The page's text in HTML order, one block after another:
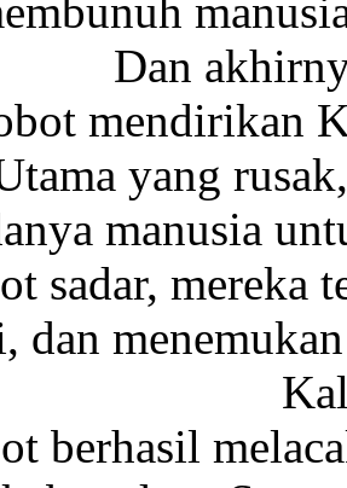
Dan
mendirikan
yang
manusia
sadar, mereka
dan
berhasil